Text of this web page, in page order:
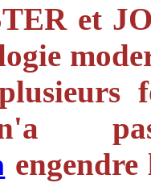
et
n'a